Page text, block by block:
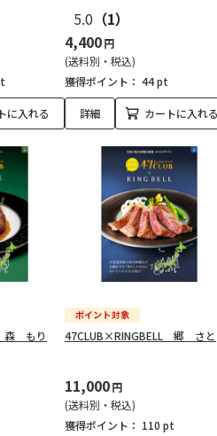
に入れる
5.0 （1）
4,400円
(送料別・税込)
獲得ポイント： 44 pt
詳細 カートに入れる
森 もり 47CLUB×RINGBELL 郷 さと
11,000円
(送料別・税込)
獲得ポイント： 110 pt